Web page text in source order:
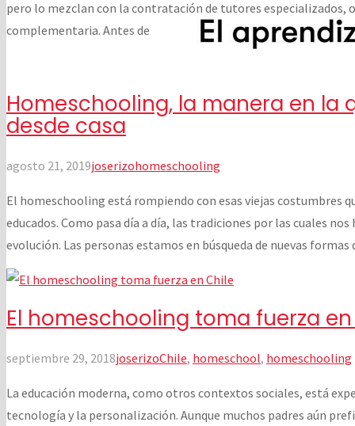
pero lo mezclan con la contratación de tutores especializados,
complementaria. Antes de
Homeschooling, la manera en la
desde casa
agosto 21, 2019joserizohomeschooling
El homeschooling está rompiendo con esas viejas costumbres
educados. Como pasa día a día, las tradiciones por las cuales
evolución. Las personas estamos en búsqueda de nuevas formas
El homeschooling toma fuerza
septiembre 29, 2018joserizoChile, homeschool, homeschooling
La educación moderna, como otros contextos sociales, está
tecnología y la personalización. Aunque muchos padres aún